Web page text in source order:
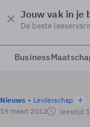
Jouw vak in je
De beste
Business
Nieuws
Leiderschap
19 maart 2012
leestijd